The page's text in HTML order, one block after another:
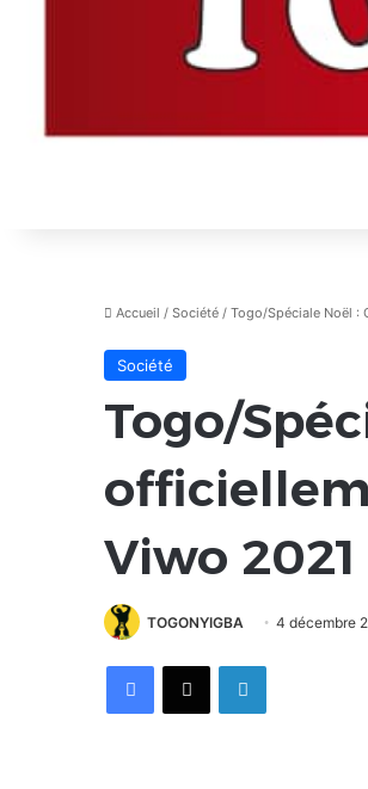
Accueil / Société / Togo/Spéciale Noël :
Société
Togo/
Viwo 2021
TOGONYIGBA 4 décembre
FacebookX Linkedin